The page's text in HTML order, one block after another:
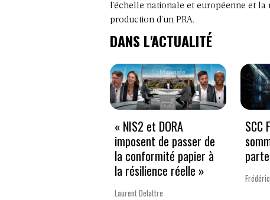
l’échelle nationale et européenne et la
production d’un PRA.
DANS L'ACTUALITÉ
« NIS2 et DORA
imposent de passer de
la conformité papier à
la résilience réelle »
Laurent Delattre
SCC